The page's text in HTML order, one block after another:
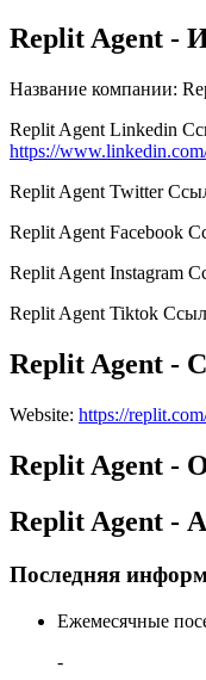
Replit Agent -
Название компании:
Replit Agent Linkedin
https://
Replit Agent Twitter
Replit Agent Facebook
Replit Agent Instagram
Replit Agent Tiktok
Replit Agent -
Website: https://
Replit Agent -
Replit Agent -
Последняя
Ежемесячные
-